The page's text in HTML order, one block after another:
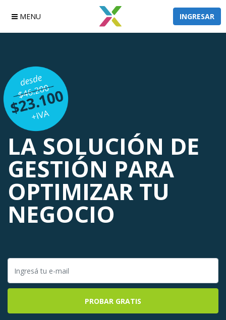
MENU INGRESAR
LA SOLUCIÓN DE
GESTIÓN PARA
OPTIMIZARTU
NEGOCIO
PROBAR GRATIS